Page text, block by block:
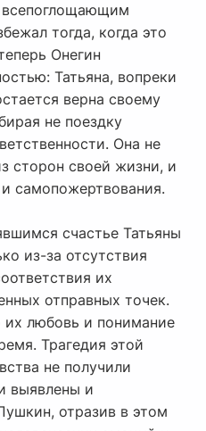
всепоглощающим
тогда, когда это
Онегин
Татьяна, вопреки
верна своему
не поездку
Она не
сторон своей жизни, и
самопожертвования.
счастье Татьяны
из-за отсутствия
их
отправных точек.
любовь и понимание
Трагедия этой
не получили
выявлены и
отразив в этом